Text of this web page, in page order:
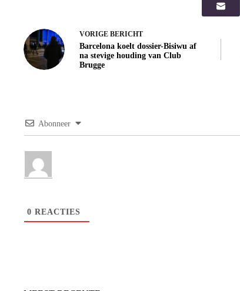
VORIGE BERICHT
Barcelona koelt dossier-Bisiwu af
na stevige houding van Club
Brugge
Abonneer
0 REACTIES